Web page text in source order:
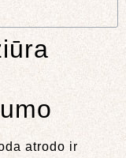
atrodo ir